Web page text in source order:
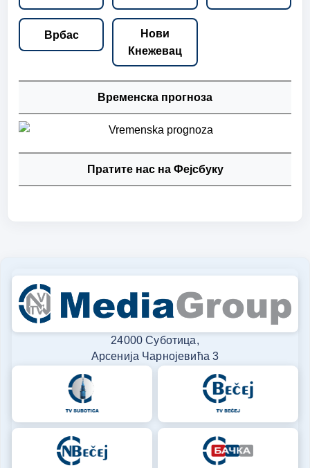
Врбас
Нови
Кнежевац
Временска прогноза
Пратите нас на Фејсбуку
24000 Суботица,
Арсенија Чарнојевића 3